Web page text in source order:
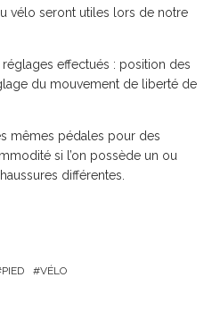
vélo seront utiles lors de notre
effectués : position des
du mouvement de liberté de
mêmes pédales pour des
si l’on possède un ou
différentes.
PIED VÉLO